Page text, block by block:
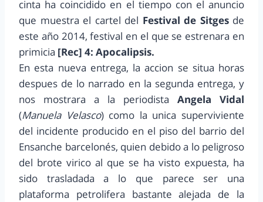
cinta ha coincidido en el tiempo con el anuncio
que muestra el cartel del Festival de Sitgesde
este año 2014, festival en el que se estrenara en
primicia [Rec] 4: Apocalipsis.
En esta nueva entrega, la accion se situa horas
despues de lo narrado en la segunda entrega, y
nos mostrara a la periodista Angela Vidal
(Manuela Velasco) como la unica superviviente
del incidente producido en el piso del barrio del
Ensanche barcelonés, quien debido a lo peligroso
del brote virico al que se ha visto expuesta, ha
sido trasladada a lo que parece ser una
plataforma petrolifera bastante alejada de la